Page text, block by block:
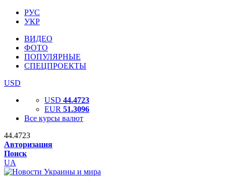
РУС
УКР
ВИДЕО
ФОТО
ПОПУЛЯРНЫЕ
СПЕЦПРОЕКТЫ
USD
USD 44.4723
EUR 51.3096
Все курсы валют
44.4723
Авторизация
Поиск
UA